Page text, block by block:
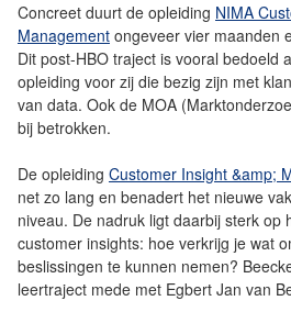
Concreet duurt de opleiding NIMA
Management ongeveer vier maanden
Dit post-HBO traject is vooral bedoeld
opleiding voor zij die bezig zijn met
van data. Ook de MOA
bij betrokken.
De opleiding Customer Insight &amp;
net zo lang en benadert het nieuwe
niveau. De nadruk ligt daarbij sterk op
customer insights: hoe verkrijg je wat
beslissingen te kunnen nemen?
leertraject mede met Egbert Jan van